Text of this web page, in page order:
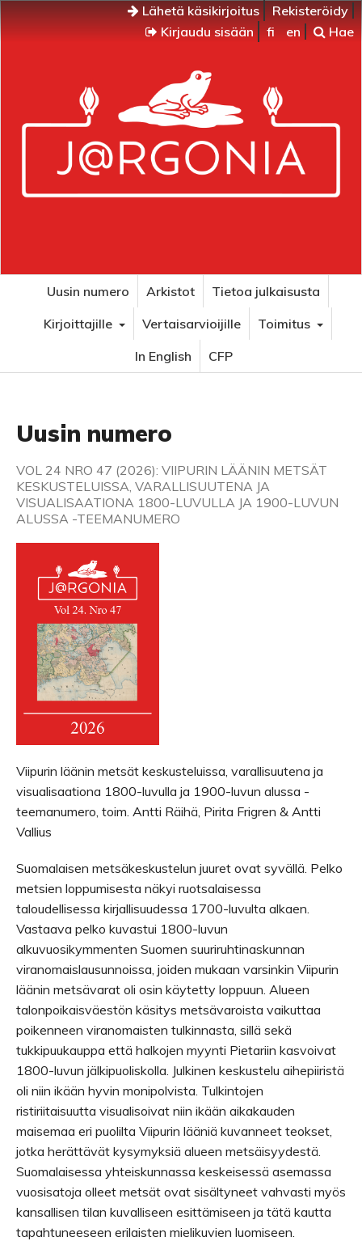
Lähetä käsikirjoitus
Rekisteröidy
Kirjaudu sisään
fi en Hae
Uusin numero Arkistot
Tietoa julkaisusta
Kirjoittajille
Vertaisarvioijille
Toimitus
In English
CFP
Uusin numero
VOL 24 NRO 47 (2026): VIIPURIN LÄÄNIN METSÄT
KESKUSTELUISSA, VARALLISUUTENA JA
VISUALISAATIONA 1800-LUVULLA JA 1900-LUVUN
ALUSSA -TEEMANUMERO
Viipurin läänin metsät keskusteluissa, varallisuutena ja
visualisaationa 1800-luvulla ja 1900-luvun alussa -
teemanumero, toim. Antti Räihä, Pirita Frigren & Antti
Vallius
Suomalaisen metsäkeskustelun juuret ovat syvällä. Pelko
metsien loppumisesta näkyi ruotsalaisessa
taloudellisessa kirjallisuudessa 1700-luvulta alkaen.
Vastaava pelko kuvastui 1800-luvun
alkuvuosikymmenten Suomen suuriruhtinaskunnan
viranomaislausunnoissa, joiden mukaan varsinkin Viipurin
läänin metsävarat oli osin käytetty loppuun. Alueen
talonpoikaisväestön käsitys metsävaroista vaikuttaa
poikenneen viranomaisten tulkinnasta, sillä sekä
tukkipuukauppa että halkojen myynti Pietariin kasvoivat
1800-luvun jälkipuoliskolla. Julkinen keskustelu aihepiiristä
oli niin ikään hyvin monipolvista. Tulkintojen
ristiriitaisuutta visualisoivat niin ikään aikakauden
maisemaa eri puolilta Viipurin lääniä kuvanneet teokset,
jotka herättävät kysymyksiä alueen metsäisyydestä.
Suomalaisessa yhteiskunnassa keskeisessä asemassa
vuosisatoja olleet metsät ovat sisältyneet vahvasti myös
kansallisen tilan kuvalliseen esittämiseen ja tätä kautta
tapahtuneeseen erilaisten mielikuvien luomiseen.